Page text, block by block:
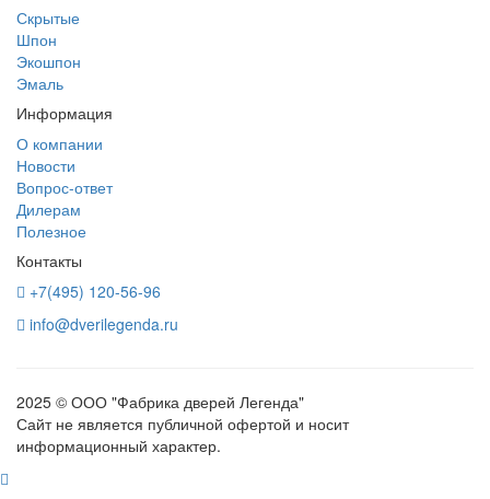
Скрытые
Шпон
Экошпон
Эмаль
Информация
О компании
Новости
Вопрос-ответ
Дилерам
Полезное
Контакты
+7(495) 120-56-96
info@dverilegenda.ru
2025 © ООО "Фабрика дверей Легенда"
Сайт не является публичной офертой и носит
информационный характер.